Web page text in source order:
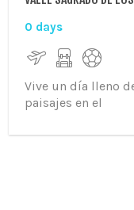
0 days
Vive un día lleno
paisajes en el